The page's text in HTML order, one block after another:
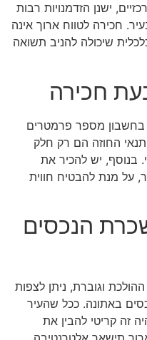
ישנן הזדמנויות רבות
חכירה לטווח ארוך אינה
שיכולה להניב תשואה
חכירה
מספר פרמטרים
החוזה הם רק חלק
בנוסף, יש להכיר את
על מנת להבטיח חווית
הנכסים
וגוברת, ניתן לצפות
באתונה. ככל שהעיר
זה קריטי להבין את